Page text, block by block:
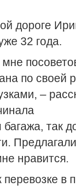
дороге
32 года.
по своей
–
так
нравится.
перевозке в